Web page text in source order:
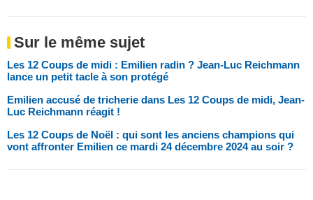
Sur le même sujet
Les 12 Coups de midi : Emilien radin ? Jean-Luc Reichmann
lance un petit tacle à son protégé
Emilien accusé de tricherie dans Les 12 Coups de midi, Jean-
Luc Reichmann réagit !
Les 12 Coups de Noël : qui sont les anciens champions qui
vont affronter Emilien ce mardi 24 décembre 2024 au soir ?